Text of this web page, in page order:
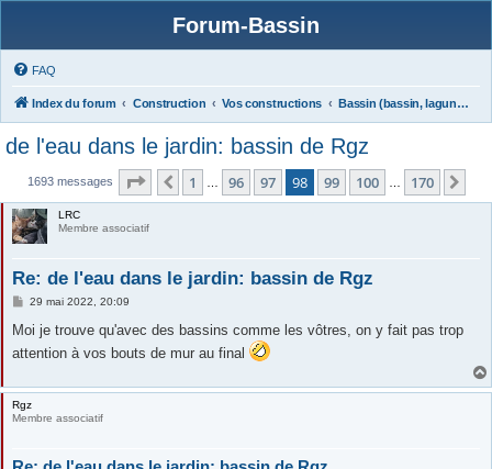
Forum-Bassin
FAQ
Index du forum Construction Vos constructions Bassin (bassin, lagunage)
de l'eau dans le jardin: bassin de Rgz
1693 messages Page 98 sur 170
Précédente
1 96 97 98 99 100 170
LRC
Membre associatif
Re: de l'eau dans le jardin: bassin de Rgz
M
s
a
29 mai 2022, 20:09
Moi je trouve qu'avec des bassins comme les vôtres, on y fait pas trop
attention à vos bouts de mur au final
Rgz
Membre associatif